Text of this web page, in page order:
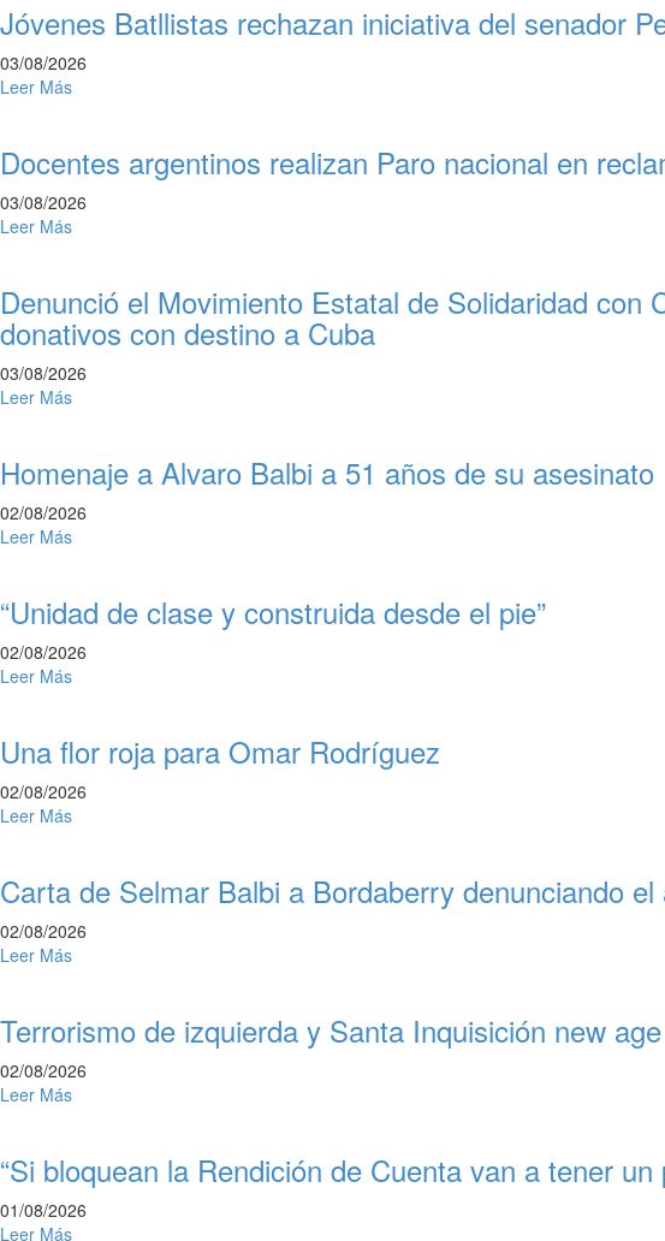
Jóvenes Batllistas rechazan iniciativa del senador
03/08/2026
Leer Más
Docentes argentinos realizan Paro nacional en
03/08/2026
Leer Más
Denunció el Movimiento Estatal de Solidaridad
donativos con destino a Cuba
03/08/2026
Leer Más
Homenaje a Alvaro Balbi a 51 años de su asesinato
02/08/2026
Leer Más
“Unidad de clase y construida desde el pie”
02/08/2026
Leer Más
Una flor roja para Omar Rodríguez
02/08/2026
Leer Más
Carta de Selmar Balbi a Bordaberry denunciando
02/08/2026
Leer Más
Terrorismo de izquierda y Santa Inquisición new age
02/08/2026
Leer Más
“Si bloquean la Rendición de Cuenta van a tener un
01/08/2026
Leer Más